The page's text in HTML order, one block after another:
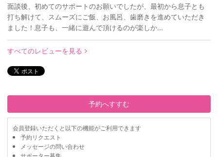
面談後、初めてのサポートのお願いでしたが、最初から息子とも
打ち解けて、スムーズにご飯、お風呂、歯磨きを進めていただき
ました！息子も、一緒に遊んで頂けるのが楽しか...
すべてのレビューを見る
予約へすすむ
会員登録いただくと以下の機能がご利用できます
予約リクエスト
メッセージの問い合わせ
サポーター募集